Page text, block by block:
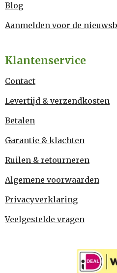
Blog
Aanmelden voor de
Klantenservice
Contact
Levertijd & verzendkosten
Betalen
Garantie & klachten
Ruilen & retourneren
Algemene voorwaarden
Privacyverklaring
Veelgestelde vragen